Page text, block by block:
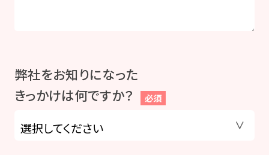
弊社をお知りになった
きっかけは何ですか？
必須